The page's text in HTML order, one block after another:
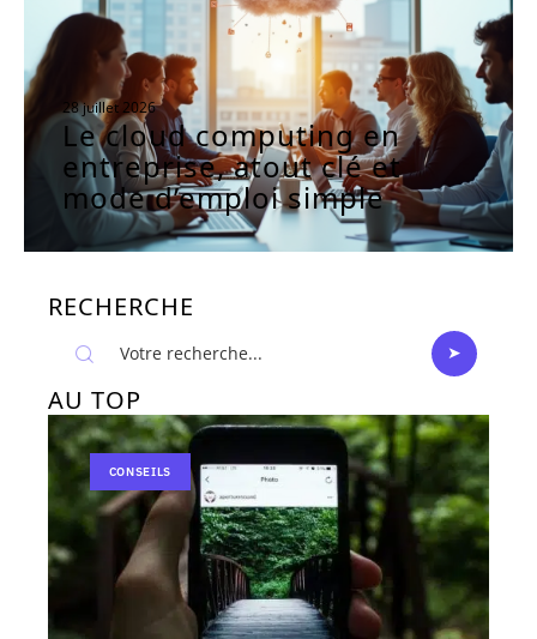
28 juillet 2026
Le cloud computing en
entreprise, atout clé et
mode d’emploi simple
RECHERCHE
AU TOP
CONSEILS